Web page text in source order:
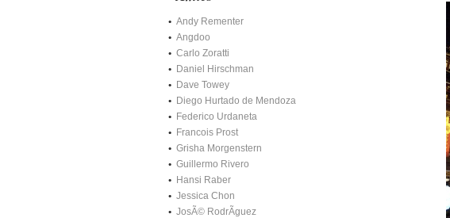
Andy Rementer
Angdoo
Carlo Zoratti
Daniel Hirschman
Dave Towey
Diego Hurtado de Mendoza
Federico Urdaneta
Francois Prost
Grisha Morgenstern
Guillermo Rivero
Hansi Raber
Jessica Chon
JosÃ© RodrÃ­guez